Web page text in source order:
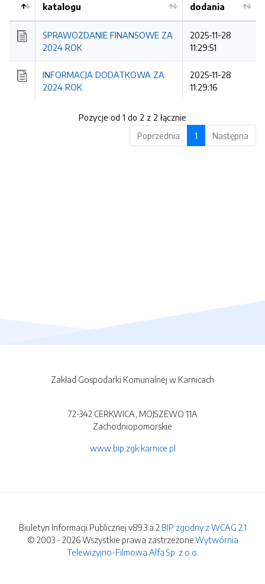
Kolejność
katalogu
dodania
SPRAWOZDANIE FINANSOWE ZA
2024 ROK
2025-11-28
11:29:51
INFORMACJA DODATKOWA ZA
2024 ROK
2025-11-28
11:29:16
Pozycje od 1 do 2 z 2 łącznie
Poprzednia
1 Następna
Zakład Gospodarki Komunalnej w Karnicach
72-342 CERKWICA, MOJSZEWO 11A
Zachodniopomorskie
www.bip.zgk.karnice.pl
Biuletyn Informacji Publicznej v89.3.a.2 BIP zgodny z WCAG 2.1
© 2003 - 2026 Wszystkie prawa zastrzeżone.Wytwórnia
Telewizyjno-Filmowa Alfa Sp. z o.o.